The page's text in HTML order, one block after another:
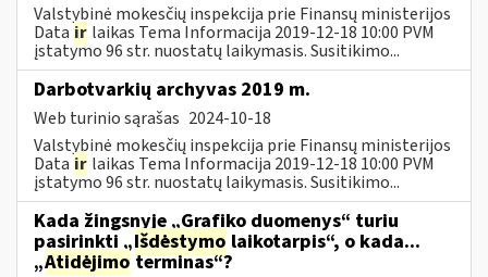
Valstybinė mokesčių inspekcija prie Finansų ministerijos
Data ir laikas Tema Informacija 2019-12-18 10:00 PVM
įstatymo 96 str. nuostatų laikymasis. Susitikimo...
Darbotvarkių archyvas 2019 m.
Web turinio sąrašas 2024-10-18
Valstybinė mokesčių inspekcija prie Finansų ministerijos
Data ir laikas Tema Informacija 2019-12-18 10:00 PVM
įstatymo 96 str. nuostatų laikymasis. Susitikimo...
Kada žingsnyje „Grafiko duomenys“ turiu
pasirinkti „Išdėstymo laikotarpis“, o kada...
„Atidėjimoterminas“?